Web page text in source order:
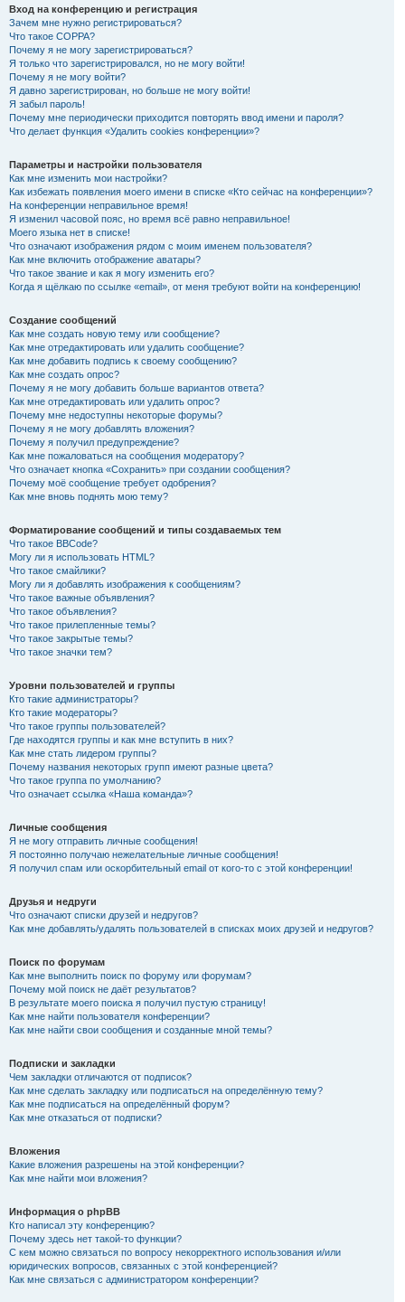
Вход на конференцию и регистрация
Зачем мне нужно регистрироваться?
Что такое COPPA?
Почему я не могу зарегистрироваться?
Я только что зарегистрировался, но не могу войти!
Почему я не могу войти?
Я давно зарегистрирован, но больше не могу войти!
Я забыл пароль!
Почему мне периодически приходится повторять ввод имени и пароля?
Что делает функция «Удалить cookies конференции»?
Параметры и настройки пользователя
Как мне изменить мои настройки?
Как избежать появления моего имени в списке «Кто сейчас на конференции»?
На конференции неправильное время!
Я изменил часовой пояс, но время всё равно неправильное!
Моего языка нет в списке!
Что означают изображения рядом с моим именем пользователя?
Как мне включить отображение аватары?
Что такое звание и как я могу изменить его?
Когда я щёлкаю по ссылке «email», от меня требуют войти на конференцию!
Создание сообщений
Как мне создать новую тему или сообщение?
Как мне отредактировать или удалить сообщение?
Как мне добавить подпись к своему сообщению?
Как мне создать опрос?
Почему я не могу добавить больше вариантов ответа?
Как мне отредактировать или удалить опрос?
Почему мне недоступны некоторые форумы?
Почему я не могу добавлять вложения?
Почему я получил предупреждение?
Как мне пожаловаться на сообщения модератору?
Что означает кнопка «Сохранить» при создании сообщения?
Почему моё сообщение требует одобрения?
Как мне вновь поднять мою тему?
Форматирование сообщений и типы создаваемых тем
Что такое BBCode?
Могу ли я использовать HTML?
Что такое смайлики?
Могу ли я добавлять изображения к сообщениям?
Что такое важные объявления?
Что такое объявления?
Что такое прилепленные темы?
Что такое закрытые темы?
Что такое значки тем?
Уровни пользователей и группы
Кто такие администраторы?
Кто такие модераторы?
Что такое группы пользователей?
Где находятся группы и как мне вступить в них?
Как мне стать лидером группы?
Почему названия некоторых групп имеют разные цвета?
Что такое группа по умолчанию?
Что означает ссылка «Наша команда»?
Личные сообщения
Я не могу отправить личные сообщения!
Я постоянно получаю нежелательные личные сообщения!
Я получил спам или оскорбительный email от кого-то с этой конференции!
Друзья и недруги
Что означают списки друзей и недругов?
Как мне добавлять/удалять пользователей в списках моих друзей и недругов?
Поиск по форумам
Как мне выполнить поиск по форуму или форумам?
Почему мой поиск не даёт результатов?
В результате моего поиска я получил пустую страницу!
Как мне найти пользователя конференции?
Как мне найти свои сообщения и созданные мной темы?
Подписки и закладки
Чем закладки отличаются от подписок?
Как мне сделать закладку или подписаться на определённую тему?
Как мне подписаться на определённый форум?
Как мне отказаться от подписки?
Вложения
Какие вложения разрешены на этой конференции?
Как мне найти мои вложения?
Информация о phpBB
Кто написал эту конференцию?
Почему здесь нет такой-то функции?
С кем можно связаться по вопросу некорректного использования и/или
юридических вопросов, связанных с этой конференцией?
Как мне связаться с администратором конференции?